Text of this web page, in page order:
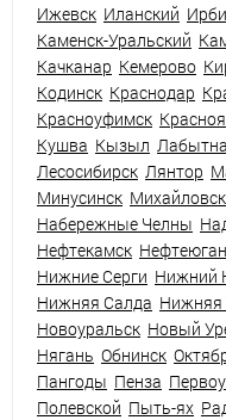
Ижевск Иланский
Каменск-Уральский
Качканар Кемерово
Кодинск Краснодар
Красноуфимск
Кушва Кызыл
Лесосибирск Лянтор
Минусинск Михайловск
Набережные Челны
Нефтекамск
Нижние Серги Нижний
Нижняя Салда Нижняя
Новоуральск Новый
Нягань Обнинск
Пангоды Пенза
Полевской Пыть-ях